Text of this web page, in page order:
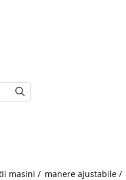
masini / manere ajustabile /